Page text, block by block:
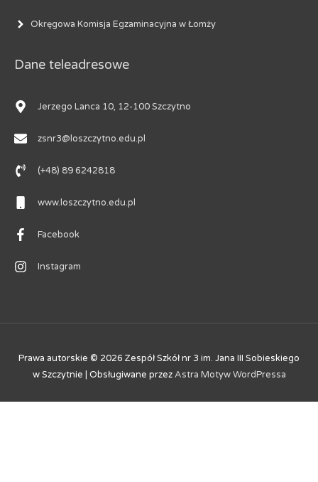
Okręgowa Komisja Egzaminacyjna w Łomży
Dane teleadresowe
Jerzego Lanca 10, 12-100 Szczytno
zsnr3@loszczytno.edu.pl
(+48) 89 6242818
www.loszczytno.edu.pl
Facebook
Instagram
Prawa autorskie © 2026 Zespół Szkół nr 3 im. Jana III Sobieskiego
w Szczytnie | Obsługiwane przezAstra Motyw WordPressa